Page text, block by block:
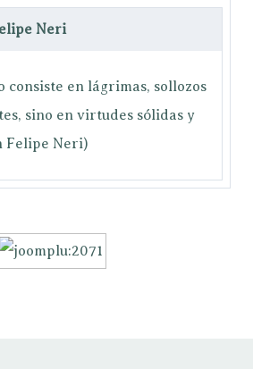
Neri
consiste en lágrimas, sollozos
sino en virtudes sólidas y
Felipe Neri)